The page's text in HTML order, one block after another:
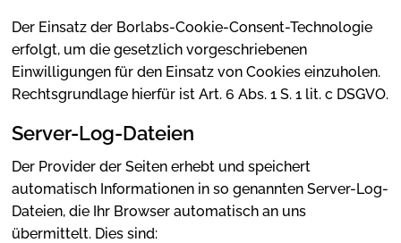
Der Einsatz der Borlabs-Cookie-Consent-Technologie
erfolgt, um die gesetzlich vorgeschriebenen
Einwilligungen für den Einsatz von Cookies einzuholen.
Rechtsgrundlage hierfür ist Art. 6 Abs. 1 S. 1 lit. c DSGVO.
Server-Log-Dateien
Der Provider der Seiten erhebt und speichert
automatisch Informationen in so genannten Server-Log-
Dateien, die Ihr Browser automatisch an uns
übermittelt. Dies sind: